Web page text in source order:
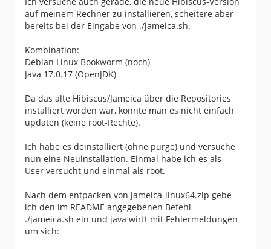
auf meinem Rechner zu installieren, scheitere aber
bereits bei der Eingabe von ./jameica.sh.
Kombination:
Debian Linux Bookworm (noch)
Java 17.0.17 (OpenJDK)
Da das alte Hibiscus/Jameica über die Repositories
installiert worden war, konnte man es nicht einfach
updaten (keine root-Rechte).
Ich habe es deinstalliert (ohne purge) und versuche
nun eine Neuinstallation. Einmal habe ich es als
User versucht und einmal als root.
Nach dem entpacken von jameica-linux64.zip gebe
ich den im README angegebenen Befehl
./jameica.sh ein und java wirft mit Fehlermeldungen
um sich: